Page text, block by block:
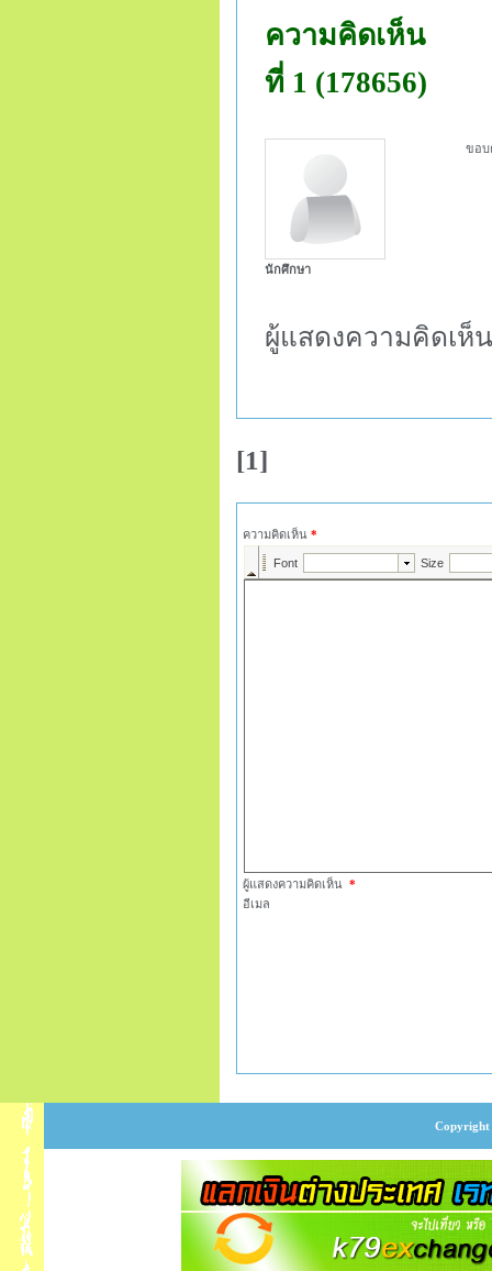
ความคิดเห็น
ที่ 1 (178656)
นักศึกษา
ขอบ
ผู้แสดงความคิดเห็น
[1]
ความคิดเห็น *
ผู้แสดงความคิดเห็น *
อีเมล
Copyright